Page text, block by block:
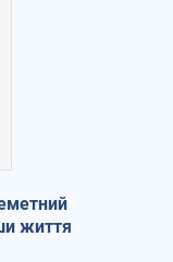
життя